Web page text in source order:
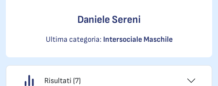
Daniele Sereni
Ultima categoria: Intersociale Maschile
Risultati (7)